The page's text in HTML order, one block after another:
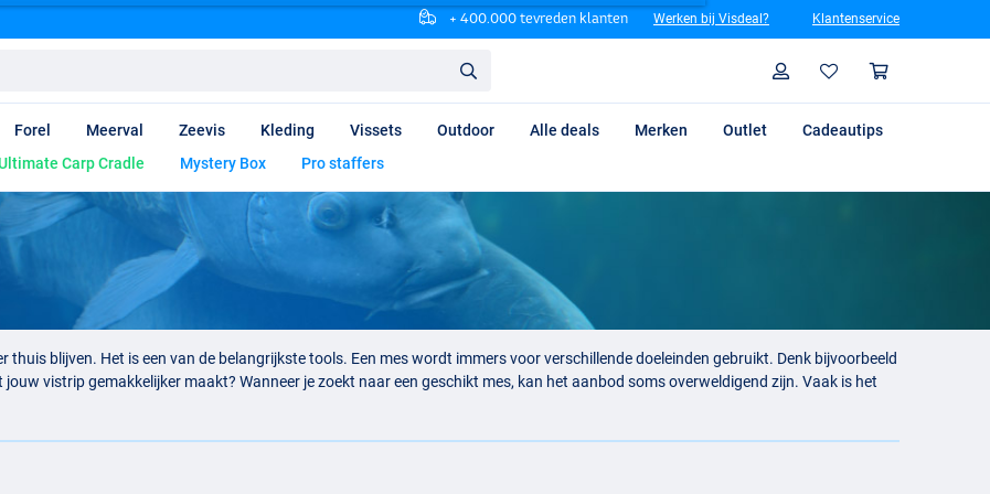
+ 400.000 tevreden klanten Werken bij Visdeal? Klantenservice
Profiel
Forel Meerval Zeevis Kleding Vissets Outdoor Alle deals Merken Outlet
Cadeautips
Carp Cradle Mystery Box Pro staffers
thuis blijven. Het is een van de belangrijkste tools. Een mes wordt immers voor verschillende doeleinden gebruikt. Denk bijvoorbeeld
jouw vistrip gemakkelijker maakt? Wanneer je zoekt naar een geschikt mes, kan het aanbod soms overweldigend zijn. Vaak is het
Bij Visdeal hebben we daaraan gedacht, waardoor het aanbod bestaat uit een zeer gerichte selectie betrouwbare messen